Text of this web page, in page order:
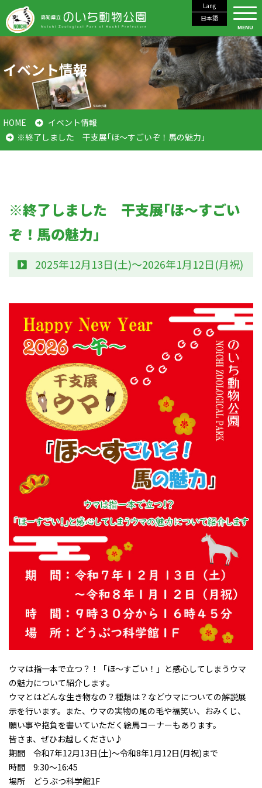
Lang
日本語
MENU
イベント情報
HOME
イベント情報
※終了しました 干支展｢ほ～すごいぞ！馬の魅力｣
※終了しました 干支展｢ほ～すごい
ぞ！馬の魅力｣
2025年12月13日(土)～2026年1月12日(月祝)
ウマは指一本で立つ？！「ほ～すごい！」と感心してしまうウマ
の魅力について紹介します。
ウマとはどんな生き物なの？種類は？などウマについての解説展
示を行います。また、ウマの実物の尾の毛や福笑い、おみくじ、
願い事や抱負を書いていただく絵馬コーナーもあります。
皆さま、ぜひお越しください♪
期間 令和7年12月13日(土)～令和8年1月12日(月祝)まで
時間 9:30～16:45
場所 どうぶつ科学館1F